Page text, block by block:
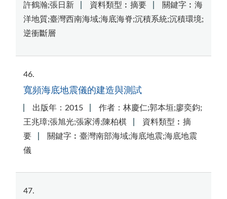
許鶴瀚;張日新
資料類型︰摘要
關鍵字︰海
洋地質;臺灣西南海域;海底海脊;沉積系統;沉積環境;
逆衝斷層
46
寬頻海底地震儀的建造與測試
出版年：2015
作者：林慶仁;郭本垣;廖奕鈞;
王兆璋;張旭光;張家溥;陳柏棋
資料類型︰摘
要
關鍵字︰臺灣南部海域;海底地震;海底地震
儀
47